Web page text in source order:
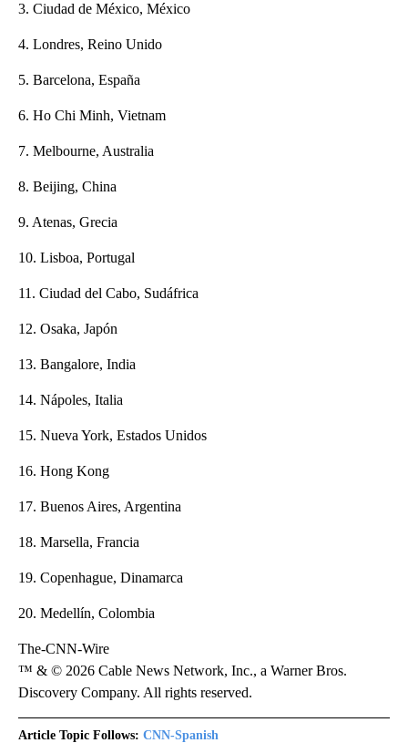
3. Ciudad de México, México
4. Londres, Reino Unido
5. Barcelona, España
6. Ho Chi Minh, Vietnam
7. Melbourne, Australia
8. Beijing, China
9. Atenas, Grecia
10. Lisboa, Portugal
11. Ciudad del Cabo, Sudáfrica
12. Osaka, Japón
13. Bangalore, India
14. Nápoles, Italia
15. Nueva York, Estados Unidos
16. Hong Kong
17. Buenos Aires, Argentina
18. Marsella, Francia
19. Copenhague, Dinamarca
20. Medellín, Colombia
The-CNN-Wire
™ & © 2026 Cable News Network, Inc., a Warner Bros.
Discovery Company. All rights reserved.
Article Topic Follows: CNN-Spanish